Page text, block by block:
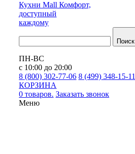
Кухни Mall Комфорт,
доступный
каждому
Поиск
ПН-ВС
с 10:00 до 20:00
8 (800) 302-77-06 8 (499) 348-15-11
КОРЗИНА
0 товаров. Заказать звонок
Меню